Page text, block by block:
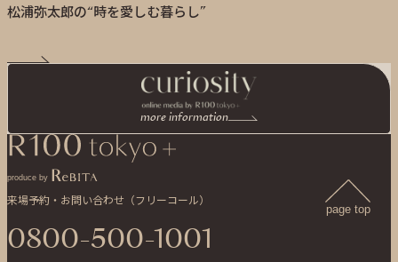
松浦弥太郎の“時を愛しむ暮らし”
more information
produce by
来場予約・お問い合わせ（フリーコール）
0800-500-1001
page top